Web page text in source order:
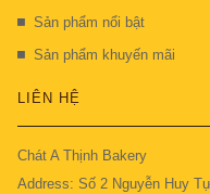
Sản phẩm nổi bật
Sản phẩm khuyến mãi
LIÊN HỆ
Chát A Thịnh Bakery
Address: Số 2 Nguyễn Huy